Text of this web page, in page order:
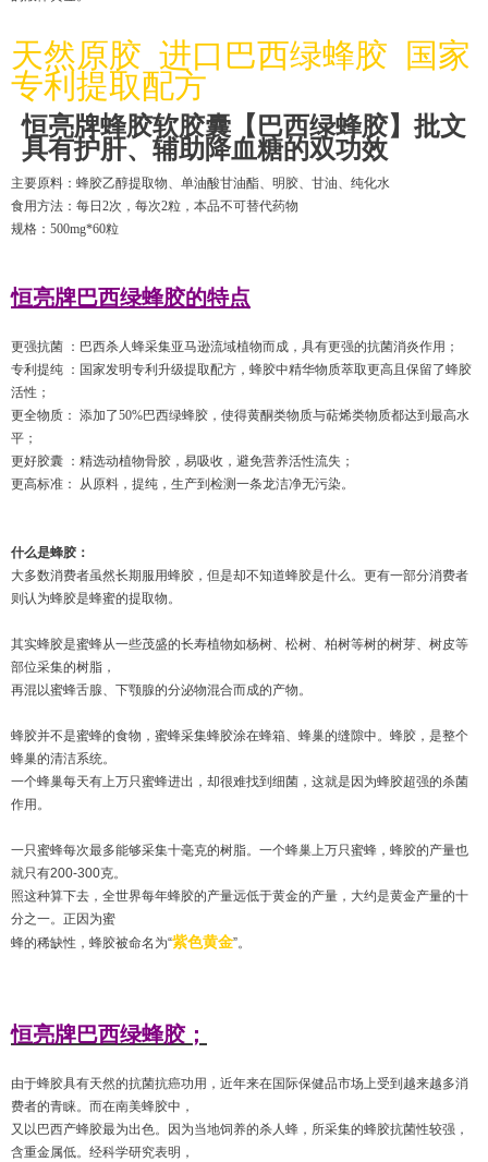
天然原胶 进口巴西绿蜂胶 国家
专利提取配方
恒亮牌蜂胶软胶囊【巴西绿蜂胶】批文
具有护肝、辅助降血糖的双功效
主要原料：蜂胶乙醇提取物、单油酸甘油酯、明胶、甘油、纯化水
食用方法：每日2次，每次2粒，本品不可替代药物
规格：500mg*60粒
恒亮牌巴西绿蜂胶的特点
更强抗菌 ：巴西杀人蜂采集亚马逊流域植物而成，具有更强的抗菌消炎作用；
专利提纯 ：国家发明专利升级提取配方，蜂胶中精华物质萃取更高且保留了蜂胶
活性；
更全物质： 添加了50%巴西绿蜂胶，使得黄酮类物质与萜烯类物质都达到最高水
平；
更好胶囊 ：精选动植物骨胶，易吸收，避免营养活性流失；
更高标准： 从原料，提纯，生产到检测一条龙洁净无污染。
什么是蜂胶：
大多数消费者虽然长期服用蜂胶，但是却不知道蜂胶是什么。更有一部分消费者
则认为蜂胶是蜂蜜的提取物。
其实蜂胶是蜜蜂从一些茂盛的长寿植物如杨树、松树、柏树等树的树芽、树皮等
部位采集的树脂，
再混以蜜蜂舌腺、下颚腺的分泌物混合而成的产物。
蜂胶并不是蜜蜂的食物，蜜蜂采集蜂胶涂在蜂箱、蜂巢的缝隙中。蜂胶，是整个
蜂巢的清洁系统。
一个蜂巢每天有上万只蜜蜂进出，却很难找到细菌，这就是因为蜂胶超强的杀菌
作用。
一只蜜蜂每次最多能够采集十毫克的树脂。一个蜂巢上万只蜜蜂，蜂胶的产量也
就只有200-300克。
照这种算下去，全世界每年蜂胶的产量远低于黄金的产量，大约是黄金产量的十
分之一。正因为蜜
蜂的稀缺性，蜂胶被命名为“紫色黄金”。
恒亮牌巴西绿蜂胶；
由于蜂胶具有天然的抗菌抗癌功用，近年来在国 际保健品市场上受到越来越多消
费者的青睐。而在南美蜂胶中，
又以巴西产蜂胶最为出色。因 为当地饲 养的杀人蜂，所采集的蜂胶抗菌性较强 ，
含重金属低。 经科学研究表明，